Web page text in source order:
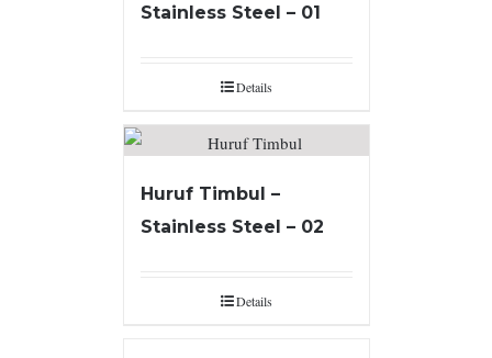
Stainless Steel – 01
Details
Huruf Timbul –
Stainless Steel – 02
Details